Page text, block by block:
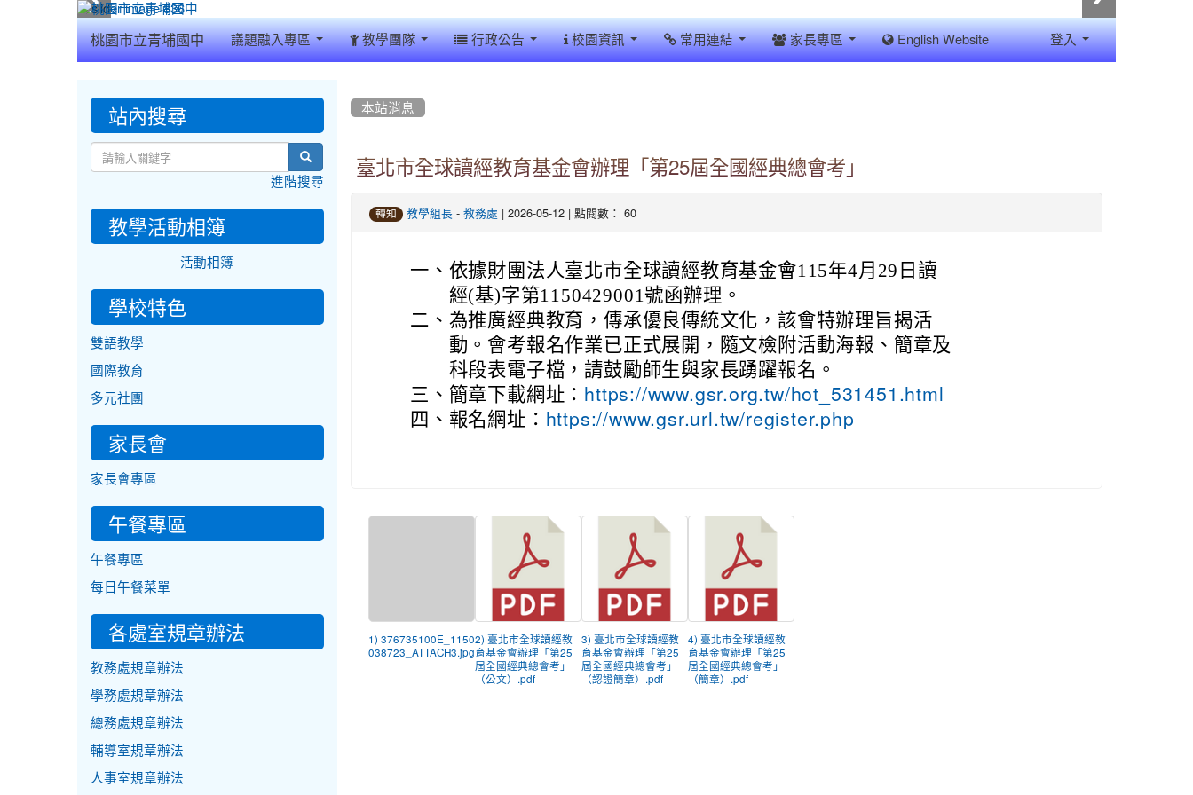
桃園市立青埔國中 議題融入專區 教學團隊 行政公告 校園資訊 常用連結 家長專區 English Website 登入
本站消息
臺北市全球讀經教育基金會辦理「第25屆全國經典總會考」
轉知 教學組長- 教務處 | 2026-05-12 | 點閱數： 60
一、 依據財團法人臺北市全球讀經教育基金會115年4月29日讀
經(基)字第1150429001號函辦理。
二、 為推廣經典教育，傳承優良傳統文化，該會特辦理旨揭活
動。會考報名作業已正式展開，隨文檢附活動海報、簡章及
科段表電子檔，請鼓勵師生與家長踴躍報名。
三、 簡章下載網址： https://www.gsr.org.tw/hot_531451.html
四、 報名網址： https://www.gsr.url.tw/register.php
1) 376735100E_1150
038723_ATTACH3.jpg
2) 臺北市全球讀經教
育基金會辦理「第25
屆全國經典總會考」
（公文）.pdf
3) 臺北市全球讀經教
育基金會辦理「第25
屆全國經典總會考」
（認證簡章）.pdf
4) 臺北市全球讀經教
育基金會辦理「第25
屆全國經典總會考」
（簡章）.pdf
::: 站內搜尋
search
進階搜尋
教學活動相簿
活動相簿
學校特色
雙語教學
國際教育
多元社團
家長會
家長會專區
午餐專區
午餐專區
每日午餐菜單
各處室規章辦法
教務處規章辦法
學務處規章辦法
總務處規章辦法
輔導室規章辦法
人事室規章辦法